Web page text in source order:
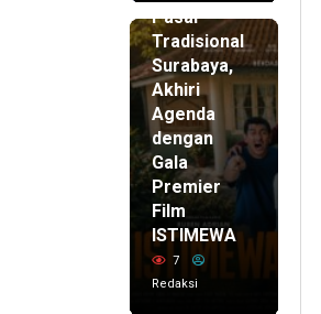
Pasar
Tradisional
Surabaya,
Akhiri
Agenda
dengan
Gala
Premier
Film
ISTIMEWA
7
Redaksi